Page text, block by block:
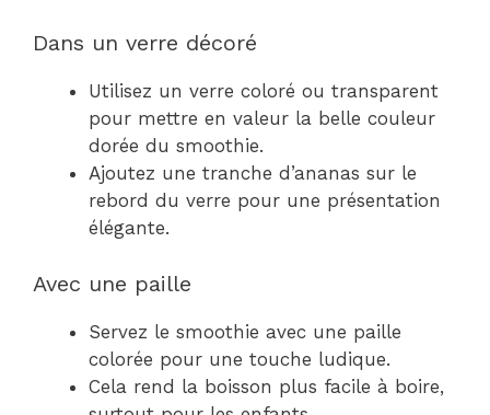
Dans un verre décoré
Utilisez un verre coloré ou transparent
pour mettre en valeur la belle couleur
dorée du smoothie.
Ajoutez une tranche d’ananas sur le
rebord du verre pour une présentation
élégante.
Avec une paille
Servez le smoothie avec une paille
colorée pour une touche ludique.
Cela rend la boisson plus facile à boire,